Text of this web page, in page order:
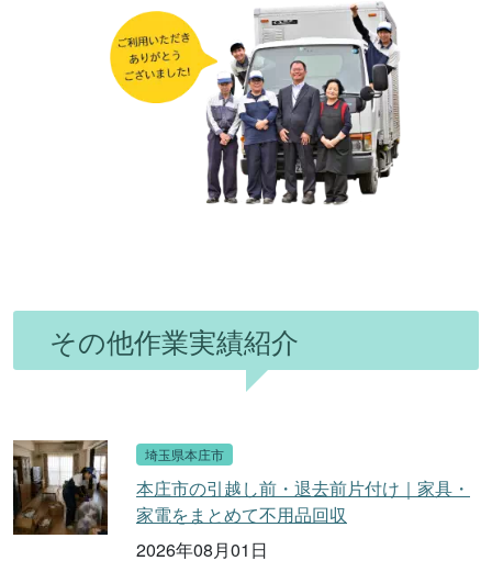
その他作業実績紹介
埼玉県本庄市
本庄市の引越し前・退去前片付け｜家具・
家電をまとめて不用品回収
2026年08月01日